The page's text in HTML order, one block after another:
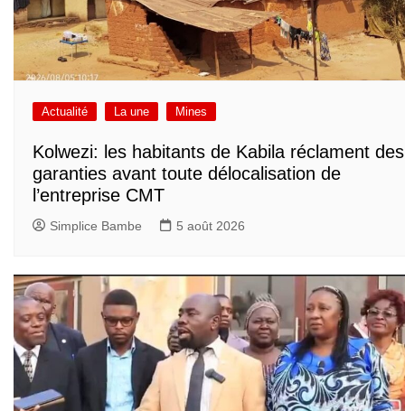
Actualité La une Mines
Kolwezi: les habitants de Kabila réclament des
garanties avant toute délocalisation de
l’entreprise CMT
Simplice Bambe 5 août 2026